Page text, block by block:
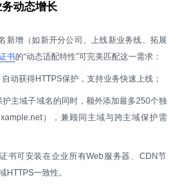
动态增长
新增（如新开分公司、上线新业务线、拓展
书的“动态适配特性”可完美匹配这一需求：
动获得HTTPS保护，支持业务快速上线；
主域子域名的同时，额外添加最多250个独
），兼顾同主域与跨主域保护需
书可安装在企业所有Web服务器、CDN节
HTTPS一致性。